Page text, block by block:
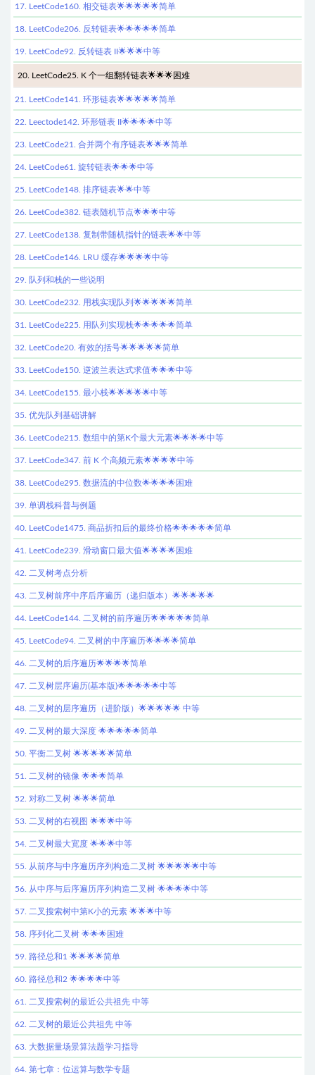
17. LeetCode160. 相交链表🌟🌟🌟🌟🌟简单
18. LeetCode206. 反转链表🌟🌟🌟🌟🌟简单
19. LeetCode92. 反转链表 II🌟🌟🌟中等
20. LeetCode25. K 个一组翻转链表🌟🌟🌟困难
21. LeetCode141. 环形链表🌟🌟🌟🌟🌟简单
22. Leectode142. 环形链表 II🌟🌟🌟🌟中等
23. LeetCode21. 合并两个有序链表🌟🌟🌟简单
24. LeetCode61. 旋转链表🌟🌟🌟中等
25. LeetCode148. 排序链表🌟🌟中等
26. LeetCode382. 链表随机节点🌟🌟🌟中等
27. LeetCode138. 复制带随机指针的链表🌟🌟中等
28. LeetCode146. LRU 缓存🌟🌟🌟🌟中等
29. 队列和栈的一些说明
30. LeetCode232. 用栈实现队列🌟🌟🌟🌟🌟简单
31. LeetCode225. 用队列实现栈🌟🌟🌟🌟🌟简单
32. LeetCode20. 有效的括号🌟🌟🌟🌟🌟简单
33. LeetCode150. 逆波兰表达式求值🌟🌟🌟中等
34. LeetCode155. 最小栈🌟🌟🌟🌟🌟中等
35. 优先队列基础讲解
36. LeetCode215. 数组中的第K个最大元素🌟🌟🌟🌟中等
37. LeetCode347. 前 K 个高频元素🌟🌟🌟🌟中等
38. LeetCode295. 数据流的中位数🌟🌟🌟🌟困难
39. 单调栈科普与例题
40. LeetCode1475. 商品折扣后的最终价格🌟🌟🌟🌟🌟简单
41. LeetCode239. 滑动窗口最大值🌟🌟🌟🌟困难
42. 二叉树考点分析
43. 二叉树前序中序后序遍历（递归版本）🌟🌟🌟🌟🌟
44. LeetCode144. 二叉树的前序遍历🌟🌟🌟🌟🌟简单
45. LeetCode94. 二叉树的中序遍历🌟🌟🌟🌟简单
46. 二叉树的后序遍历🌟🌟🌟🌟简单
47. 二叉树层序遍历(基本版)🌟🌟🌟🌟🌟中等
48. 二叉树的层序遍历（进阶版）🌟🌟🌟🌟🌟 中等
49. 二叉树的最大深度 🌟🌟🌟🌟🌟简单
50. 平衡二叉树 🌟🌟🌟🌟🌟简单
51. 二叉树的镜像 🌟🌟🌟简单
52. 对称二叉树 🌟🌟🌟简单
53. 二叉树的右视图 🌟🌟🌟中等
54. 二叉树最大宽度 🌟🌟🌟中等
55. 从前序与中序遍历序列构造二叉树 🌟🌟🌟🌟🌟中等
56. 从中序与后序遍历序列构造二叉树 🌟🌟🌟🌟中等
57. 二叉搜索树中第K小的元素 🌟🌟🌟中等
58. 序列化二叉树 🌟🌟🌟困难
59. 路径总和1 🌟🌟🌟🌟简单
60. 路径总和2 🌟🌟🌟🌟中等
61. 二叉搜索树的最近公共祖先 中等
62. 二叉树的最近公共祖先 中等
63. 大数据量场景算法题学习指导
64. 第七章：位运算与数学专题